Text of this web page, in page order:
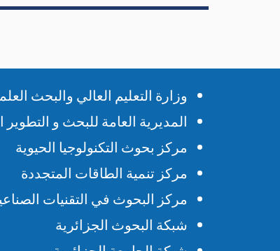
وزارة التعليم العالي والبحث
المديرية العامة للبحث و التطوير
مركز بحوث التكنولوجيا الحيوية
مركز تنمية الطاقات المتجددة
مركز البحوث في التقنيات
شبكة البحوث الجزائرية